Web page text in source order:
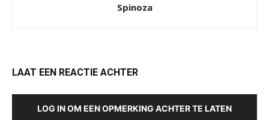
Spinoza
LAAT EEN REACTIE ACHTER
LOG IN OM EEN OPMERKING ACHTER TE LATEN